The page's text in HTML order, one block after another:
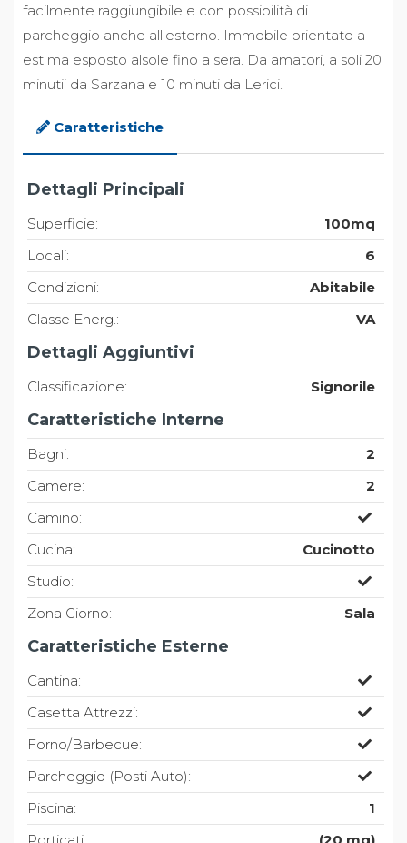
facilmente raggiungibile e con possibilità di
parcheggio anche all'esterno. Immobile orientato a
est ma esposto alsole fino a sera. Da amatori, a soli 20
minutii da Sarzana e 10 minuti da Lerici.
Caratteristiche
Dettagli Principali
Superficie:
100mq
Locali:
6
Condizioni:
Abitabile
Classe Energ.:
VA
Dettagli Aggiuntivi
Classificazione: Signorile
Caratteristiche Interne
Bagni:
2
Camere:
2
Camino:
Cucina:
Cucinotto
Studio:
Zona Giorno:
Sala
Caratteristiche Esterne
Cantina:
Casetta Attrezzi:
Forno/Barbecue:
Parcheggio (Posti Auto):
Piscina:
1